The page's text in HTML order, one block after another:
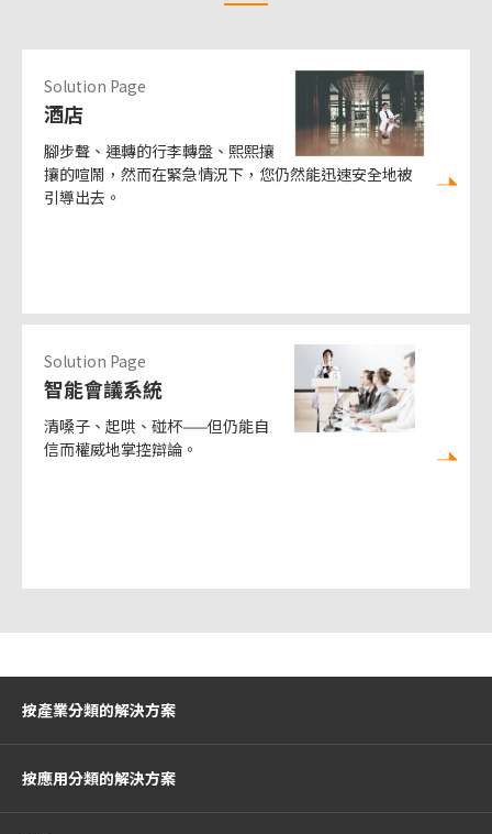
Solution Page
酒店
腳步聲、運轉的行李轉盤、熙熙攘
攘的喧鬧，然而在緊急情況下，您仍然能迅速安全地被
引導出去。
Solution Page
智能會議系統
清嗓子、起哄、碰杯——但仍能自
信而權威地掌控辯論。
按產業分類的解決方案
按應用分類的解決方案